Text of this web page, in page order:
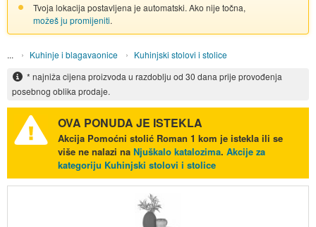
Tvoja lokacija postavljena je automatski. Ako nije točna,
možeš ju promijeniti.
Kuhinje i blagavaonice
Kuhinjski stolovi i stolice
* najniža cijena proizvoda u razdoblju od 30 dana prije provođenja
posebnog oblika prodaje.
OVA PONUDA JE ISTEKLA
Akcija Pomoćni stolić Roman 1 kom je istekla ili se
više ne nalazi na Njuškalo katalozima. Akcije za
kategoriju Kuhinjski stolovi i stolice